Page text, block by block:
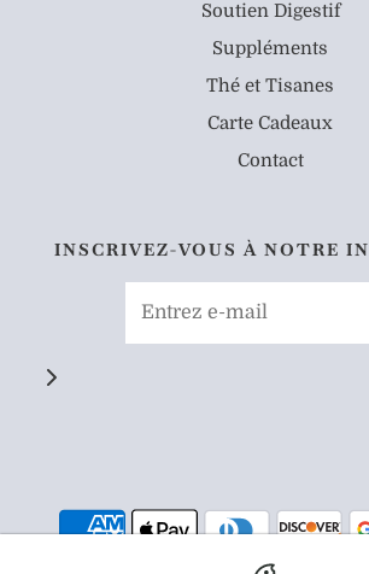
Soutien Digestif
Suppléments
Thé et Tisanes
Carte Cadeaux
Contact
INSCRIVEZ-VOUS À NOTRE